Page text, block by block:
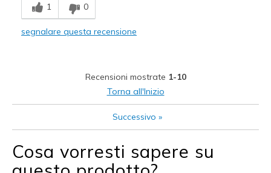
Comfortable
Feels true to width
Sizing
Feels true to size
Shoes are for Wearing
1 0
segnalare questa recensione
Recensioni mostrate 1-10
Torna all'Inizio
Successivo »
Cosa vorresti sapere su